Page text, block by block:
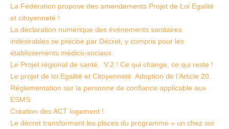
La Fédération propose des amendements Projet de Loi Egalité
et citoyenneté !
La déclaration numérique des événements sanitaires
indésirables se précise par Décret, y compris pour les
établissements médico-sociaux.
Le Projet régional de santé, V.2 ! Ce qui change, ce qui reste !
Le projet de loi Egalité et Citoyenneté. Adoption de l’Article 20.
Réglementation sur la personne de confiance applicable aux
ESMS
Création des ACT logement !
Le décret transformant les places du programme « un chez soi